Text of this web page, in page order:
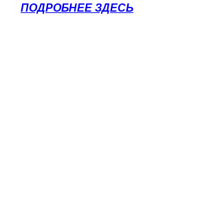
ПОДРОБНЕЕ ЗДЕСЬ